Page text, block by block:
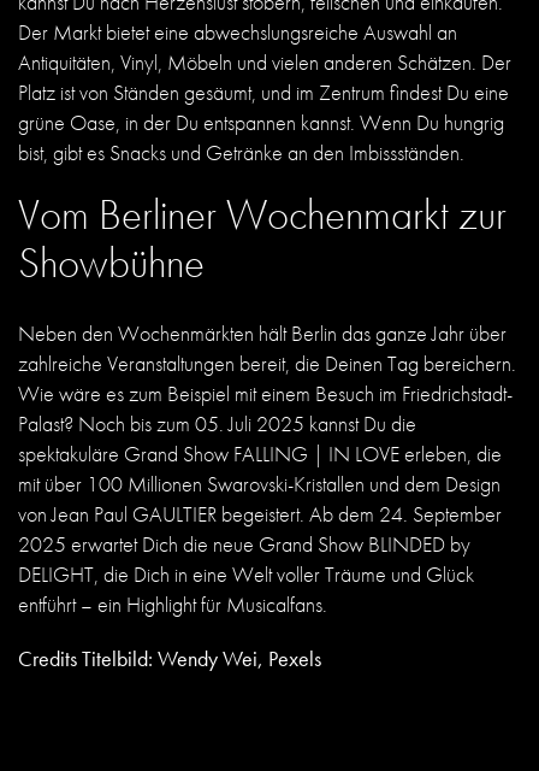
Der Markt bietet eine abwechslungsreiche Auswahl an
Antiquitäten, Vinyl, Möbeln und vielen anderen Schätzen. Der
Platz ist von Ständen gesäumt, und im Zentrum findest Du eine
grüne Oase, in der Du entspannen kannst. Wenn Du hungrig
bist, gibt es Snacks und Getränke an den Imbissständen.
Vom Berliner Wochenmarkt zur
Showbühne
Neben den Wochenmärkten hält Berlin das ganze Jahr über
zahlreiche Veranstaltungen bereit, die Deinen Tag bereichern.
Wie wäre es zum Beispiel mit einem Besuch im Friedrichstadt-
Palast? Noch bis zum 05. Juli 2025 kannst Du die
spektakuläre Grand Show FALLING | IN LOVEerleben, die
mit über 100 Millionen Swarovski-Kristallen und dem Design
von Jean Paul GAULTIER begeistert. Ab dem 24. September
2025 erwartet Dich die neue Grand Show BLINDED by
DELIGHT, die Dich in eine Welt voller Träume und Glück
entführt – ein Highlight für Musicalfans.
Credits Titelbild: Wendy Wei, Pexels